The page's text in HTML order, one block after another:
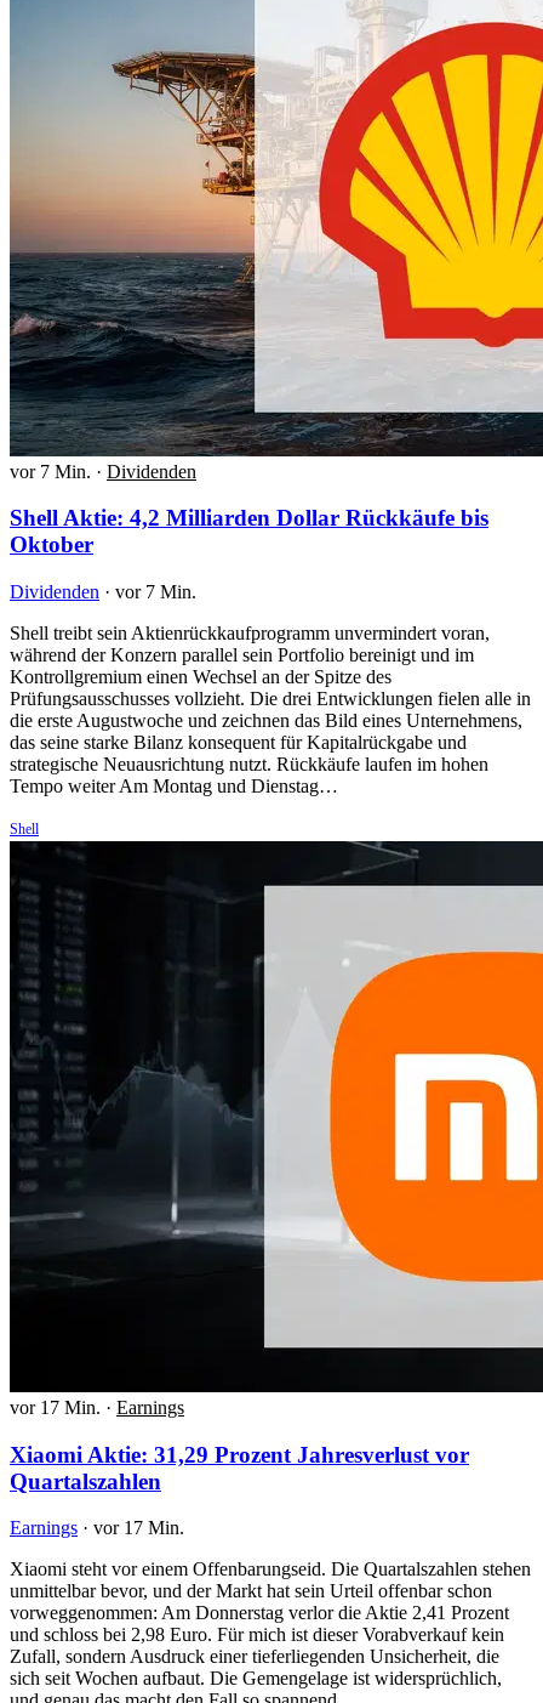
vor 7 Min. · Dividenden
Shell Aktie: 4,2 Milliarden Dollar Rückkäufe bis
Oktober
Dividenden · vor 7 Min.
Shell treibt sein Aktienrückkaufprogramm unvermindert voran,
während der Konzern parallel sein Portfolio bereinigt und im
Kontrollgremium einen Wechsel an der Spitze des
Prüfungsausschusses vollzieht. Die drei Entwicklungen fielen alle in
die erste Augustwoche und zeichnen das Bild eines Unternehmens,
das seine starke Bilanz konsequent für Kapitalrückgabe und
strategische Neuausrichtung nutzt. Rückkäufe laufen im hohen
Tempo weiter Am Montag und Dienstag…
Shell
vor 17 Min. · Earnings
Xiaomi Aktie: 31,29 Prozent Jahresverlust vor
Quartalszahlen
Earnings · vor 17 Min.
Xiaomi steht vor einem Offenbarungseid. Die Quartalszahlen stehen
unmittelbar bevor, und der Markt hat sein Urteil offenbar schon
vorweggenommen: Am Donnerstag verlor die Aktie 2,41 Prozent
und schloss bei 2,98 Euro. Für mich ist dieser Vorabverkauf kein
Zufall, sondern Ausdruck einer tieferliegenden Unsicherheit, die
sich seit Wochen aufbaut. Die Gemengelage ist widersprüchlich,